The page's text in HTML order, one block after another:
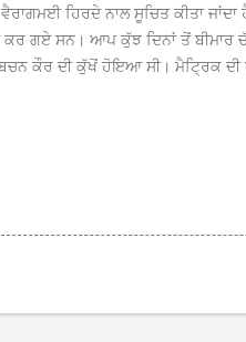
ਹਿਰਦੇ ਨਾਲ ਸੂਚਿਤ ਕੀਤਾ
ਕਰ ਗਏ ਸਨ। ਆਪ ਕੁੱਝ ਦਿਨਾਂ ਤੋਂ
ਬਚਨ ਕੌਰ ਦੀ ਕੁੱਖੋਂ ਹੋਇਆ ਸੀ। ਮੈਟ੍ਰਿਕ